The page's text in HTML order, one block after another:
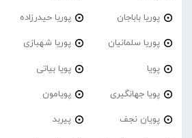
پوریا باباجان پوریا حیدرزاده
پوریا سلمانیان پوریا شهبازی
پویا پویا بیاتی
پویا جهانگیری پویامون
پویان نجف پیربد